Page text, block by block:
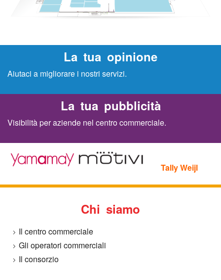
l
f
i
La tua opinione
Aiutaci a migliorare i nostri servizi.
La tua pubblicità
Visibilità per aziende nel centro commerciale.
Tally Weijl
Chi siamo
Il centro commerciale
Gli operatori commerciali
Il consorzio